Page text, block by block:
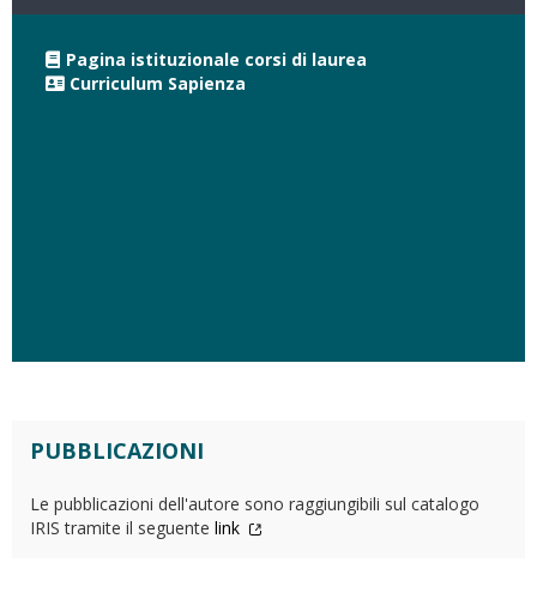
Pagina istituzionale corsi di laurea
Curriculum Sapienza
PUBBLICAZIONI
Le pubblicazioni dell'autore sono raggiungibili sul catalogo
IRIS tramite il seguente link